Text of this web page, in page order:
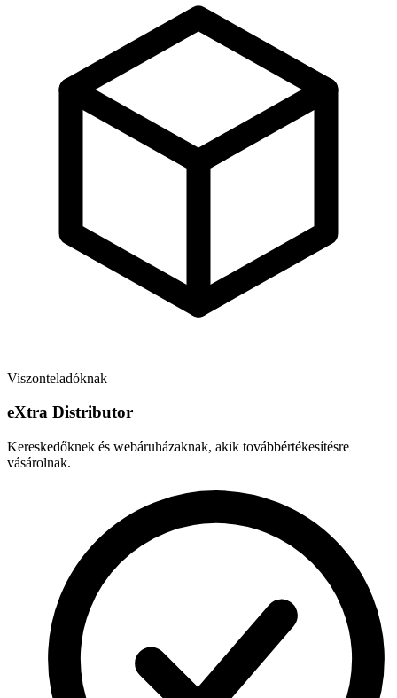
Viszonteladóknak
eXtra Distributor
Kereskedőknek és webáruházaknak, akik továbbértékesítésre
vásárolnak.